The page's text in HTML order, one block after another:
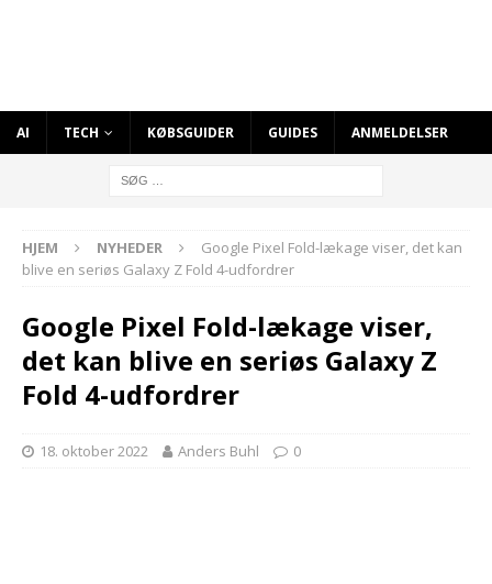
AI TECH KØBSGUIDER GUIDES ANMELDELSER
HJEM NYHEDER
Google Pixel Fold-lækage viser, det kan
blive en seriøs Galaxy Z Fold 4-udfordrer
Google Pixel Fold-lækage viser,
det kan blive en seriøs Galaxy Z
Fold 4-udfordrer
18. oktober 2022 Anders Buhl 0